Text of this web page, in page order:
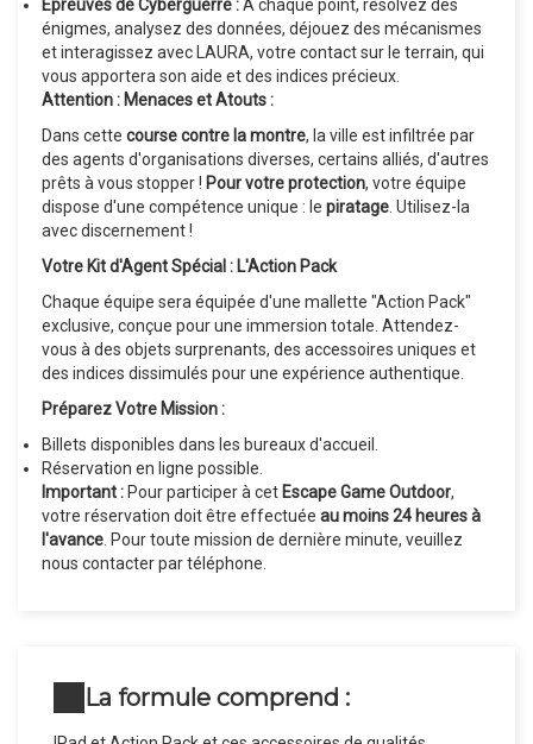
Épreuves de Cyberguerre :À chaque point, résolvez des
énigmes, analysez des données, déjouez des mécanismes
et interagissez avec LAURA, votre contact sur le terrain, qui
vous apportera son aide et des indices précieux.
Attention : Menaces et Atouts :
Dans cette course contre la montre, la ville est infiltrée par
des agents d'organisations diverses, certains alliés, d'autres
prêts à vous stopper ! Pour votre protection, votre équipe
dispose d'une compétence unique : le piratage . Utilisez-la
avec discernement !
Votre Kit d'Agent Spécial : L'Action Pack
Chaque équipe sera équipée d'une mallette "Action Pack"
exclusive, conçue pour une immersion totale. Attendez-
vous à des objets surprenants, des accessoires uniques et
des indices dissimulés pour une expérience authentique.
Préparez Votre Mission :
Billets disponibles dans les bureaux d'accueil.
Réservation en ligne possible.
Important : Pour participer à cet Escape Game Outdoor,
votre réservation doit être effectuée au moins 24 heures à
l'avance . Pour toute mission de dernière minute, veuillez
nous contacter par téléphone.
La formule comprend :